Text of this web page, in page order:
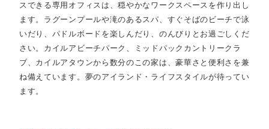
スできる専用オフィスは、穏やかなワークスペースを作り出し
ます。ラグーンプールや滝のあるスパ、すぐそばのビーチで泳
いだり、パドルボードを楽しんだり、のんびりとお過ごしくだ
さい。カイルアビーチパーク、ミッドパックカントリークラ
ブ、カイルアタウンから数分のこの家は、豪華さと便利さを兼
ね備えています。夢のアイランド・ライフスタイルが待ってい
ます。